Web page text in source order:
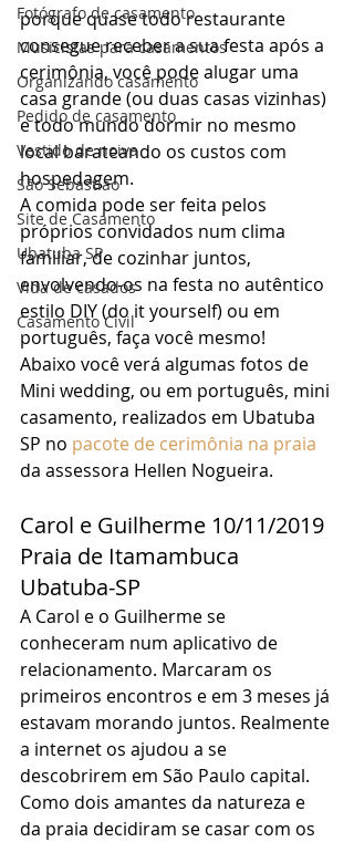
Fotógrafo de casamento
Musicistas para casamentos
Organizando casamento
Pedido de casamento
Vestido de noiva
São Sebastião
Site de Casamento
Ubatuba SP
Vida de casados
Casamento Civil
porque quase todo restaurante
consegue receber a sua festa após a
cerimônia, você pode alugar uma
casa grande (ou duas casas vizinhas)
e todo mundo dormir no mesmo
local barateando os custos com
hospedagem.
A comida pode ser feita pelos
próprios convidados num clima
familiar, de cozinhar juntos,
envolvendo-os na festa no autêntico
estilo DIY (do it yourself) ou em
português, faça você mesmo!
Abaixo você verá algumas fotos de
Mini wedding, ou em português, mini
casamento, realizados em Ubatuba
SP no pacote de cerimônia na praia
da assessora Hellen Nogueira.
Carol e Guilherme 10/11/2019
Praia de Itamambuca
Ubatuba-SP
A Carol e o Guilherme se
conheceram num aplicativo de
relacionamento. Marcaram os
primeiros encontros e em 3 meses já
estavam morando juntos. Realmente
a internet os ajudou a se
descobrirem em São Paulo capital.
Como dois amantes da natureza e
da praia decidiram se casar com os